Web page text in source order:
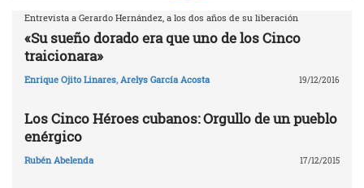
Entrevista a Gerardo Hernández, a los dos años de su liberación
«Su sueño dorado era que uno de los Cinco
traicionara»
Enrique Ojito Linares, Arelys García Acosta 19/12/2016
Los Cinco Héroes cubanos: Orgullo de un pueblo
enérgico
Rubén Abelenda 17/12/2015